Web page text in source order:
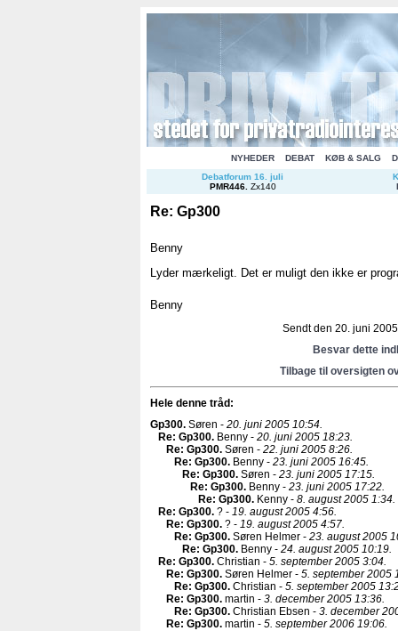
NYHEDER DEBAT KØB & SALG
Debatforum 16. juli
PMR446. Zx140
Re: Gp300
Benny
Lyder mærkeligt. Det er muligt den ikke er
Benny
Sendt den 20. juni
Besvar dette
Tilbage til oversigten
Hele denne tråd:
Gp300. Søren - 20. juni 2005 10:54.
Re: Gp300. Benny - 20. juni 2005 18:23.
Re: Gp300. Søren - 22. juni 2005 8:26.
Re: Gp300. Benny - 23. juni 2005 16:45.
Re: Gp300. Søren - 23. juni 2005 17:15.
Re: Gp300. Benny - 23. juni 2005 17:22.
Re: Gp300. Kenny - 8. august 2005 1:34.
Re: Gp300. ? - 19. august 2005 4:56.
Re: Gp300. ? - 19. august 2005 4:57.
Re: Gp300. Søren Helmer - 23. august 2005
Re: Gp300. Benny - 24. august 2005 10:19.
Re: Gp300. Christian - 5. september 2005 3:04.
Re: Gp300. Søren Helmer - 5. september 2005
Re: Gp300. Christian - 5. september 2005
Re: Gp300. martin - 3. december 2005 13:36.
Re: Gp300. Christian Ebsen - 3. december
Re: Gp300. martin - 5. september 2006 19:06.